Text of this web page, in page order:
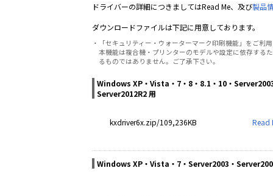
ドライバーの詳細につきましてはRead Me、及び製品
ダウンロードファイルは下記に用意しております。
・「セキュリティー・ウォーターマーク印刷機能」をご利
本機能は複合機・プリンターのモデルや設定に依存する
るものではありません。ご了承下さい。
Windows XP・Vista・7・8・8.1・10・
Server2012R2 用
kxdriver6x.zip/109,236KB Read
Windows XP・Vista・7・Server2003・